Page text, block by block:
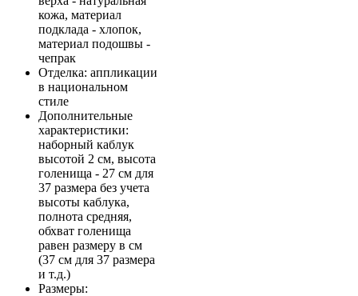
кожа, материал
подклада - хлопок,
материал подошвы -
чепрак
Отделка: аппликации
в национальном
стиле
Дополнительные
характеристики:
наборный каблук
высотой 2 см, высота
голенища - 27 см для
37 размера без учета
высоты каблука,
полнота средняя,
обхват голенища
равен размеру в см
(37 см для 37 размера
и т.д.)
Размеры: